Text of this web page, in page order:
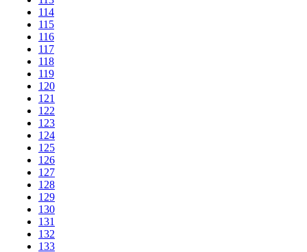
114
115
116
117
118
119
120
121
122
123
124
125
126
127
128
129
130
131
132
133